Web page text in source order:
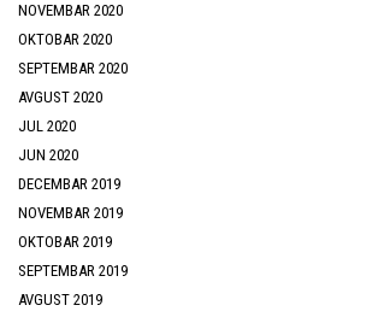
NOVEMBAR 2020
OKTOBAR 2020
SEPTEMBAR 2020
AVGUST 2020
JUL 2020
JUN 2020
DECEMBAR 2019
NOVEMBAR 2019
OKTOBAR 2019
SEPTEMBAR 2019
AVGUST 2019